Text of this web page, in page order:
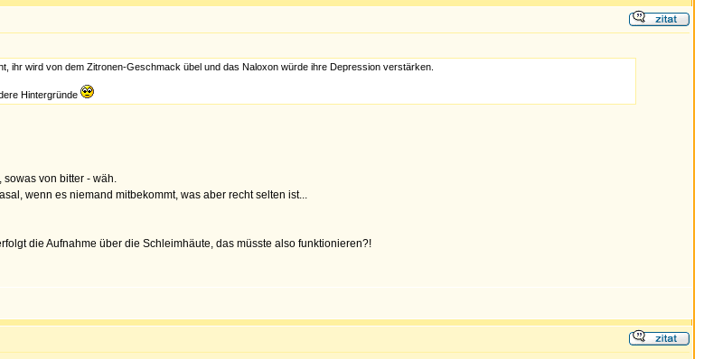
ihr wird von dem Zitronen-Geschmack übel und das Naloxon würde ihre Depression verstärken.
Hintergründe
sowas von bitter - wäh.
wenn es niemand mitbekommt, was aber recht selten ist...
die Aufnahme über die Schleimhäute, das müsste also funktionieren?!